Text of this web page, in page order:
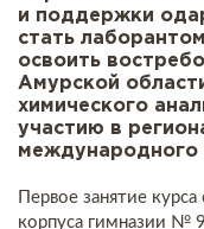
и поддержки
стать
освоить
Амурской
химического
участию в
международного
Первое занятие
корпуса гимназии №